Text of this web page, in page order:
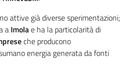
attive già diverse sperimentazioni;
a Imolae ha la particolarità di
che producono
energia generata da fonti